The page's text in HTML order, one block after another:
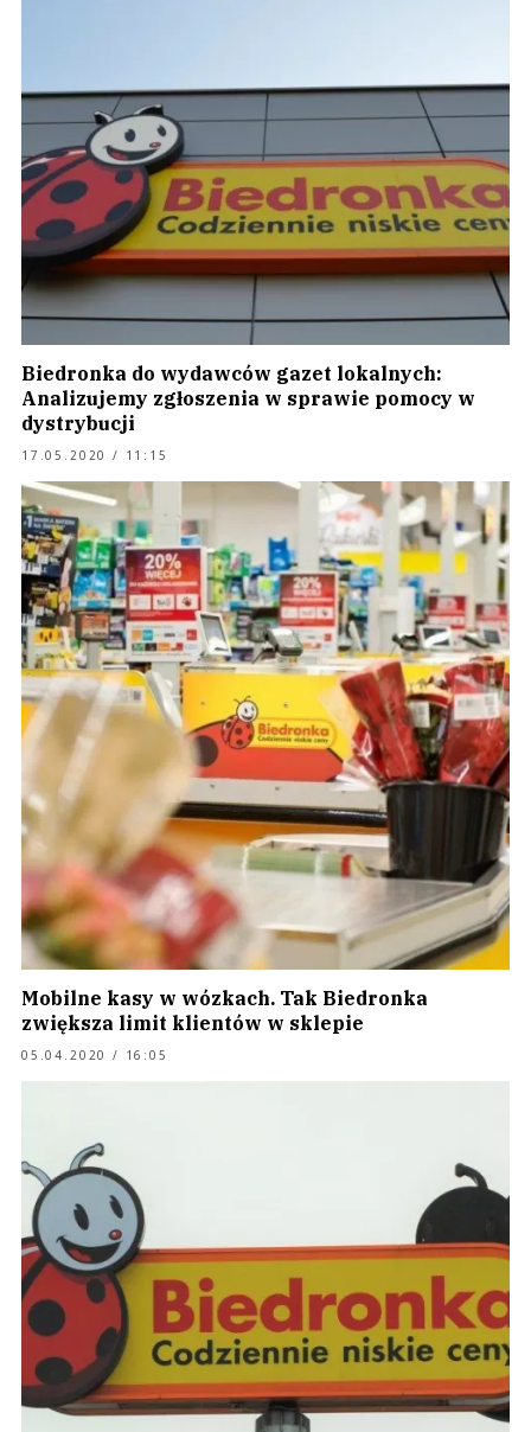
Biedronka do wydawców gazet lokalnych:
Analizujemy zgłoszenia w sprawie pomocy w
dystrybucji
17.05.2020 / 11:15
Mobilne kasy w wózkach. Tak Biedronka
zwiększa limit klientów w sklepie
05.04.2020 / 16:05